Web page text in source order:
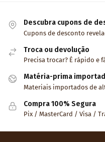
Descubra cupons de
Cupons de desconto
Troca ou devolução
Precisa trocar? É rápido e
Matéria-prima
Materiais importados de
Compra 100% Segura
Pix / MasterCard / Visa /